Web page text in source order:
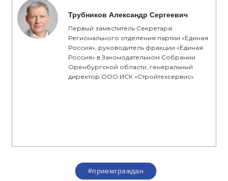
Трубников Александр Сергеевич
Первый заместитель Секретаря
Регионального отделения партии «Единая
Россия», руководитель фракции «Единая
Россия» в Законодательном Собрании
Оренбургской области, генеральный
директор ООО ИСК «Стройтехсервис»
#приемграждан